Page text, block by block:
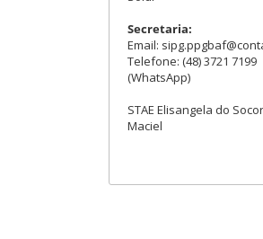
Secretaria:
Email:
Telefone: (48) 3721 7199
(WhatsApp)
STAE Elisangela do
Maciel